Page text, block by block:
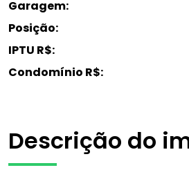
Garagem:
Posição:
IPTU R$:
Condomínio R$:
Descrição do